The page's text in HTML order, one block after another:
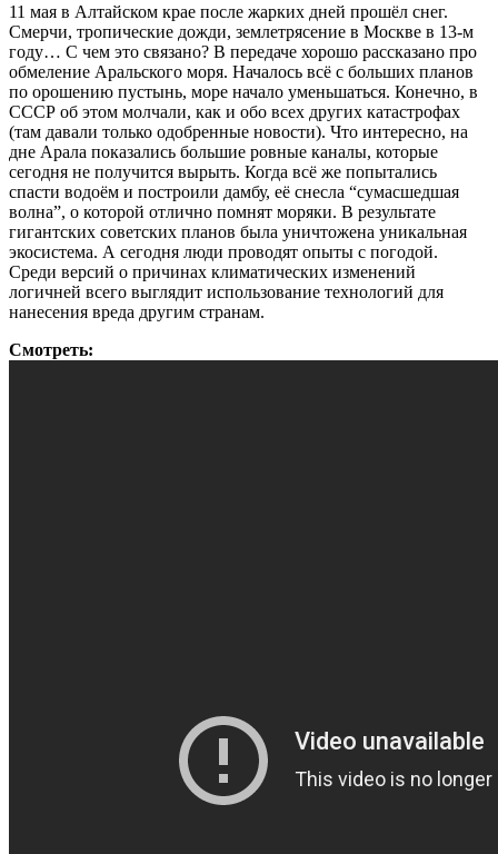
11 мая в Алтайском крае после жарких дней прошёл снег.
Смерчи, тропические дожди, землетрясение в Москве в 13-м
году… С чем это связано? В передаче хорошо рассказано про
обмеление Аральского моря. Началось всё с больших планов
по орошению пустынь, море начало уменьшаться. Конечно, в
СССР об этом молчали, как и обо всех других катастрофах
(там давали только одобренные новости). Что интересно, на
дне Арала показались большие ровные каналы, которые
сегодня не получится вырыть. Когда всё же попытались
спасти водоём и построили дамбу, её снесла “сумасшедшая
волна”, о которой отлично помнят моряки. В результате
гигантских советских планов была уничтожена уникальная
экосистема. А сегодня люди проводят опыты с погодой.
Среди версий о причинах климатических изменений
логичней всего выглядит использование технологий для
нанесения вреда другим странам.
Смотреть: